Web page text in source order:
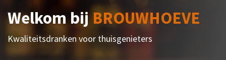
Welkom bijBROUWHOEVE
Kwaliteitsdranken voor thuisgenieters